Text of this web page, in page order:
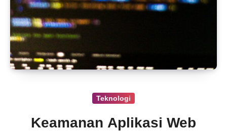
Teknologi
Keamanan Aplikasi Web